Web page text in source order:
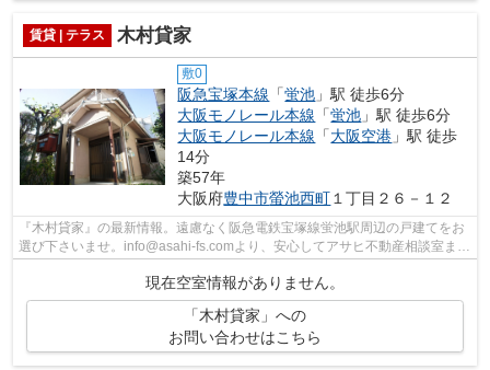
賃貸 | テラス 木村貸家
敷0
阪急宝塚本線 「蛍池 」駅 徒歩6分
大阪モノレール本線 「蛍池 」駅 徒歩6分
大阪モノレール本線 「大阪空港 」駅 徒歩
14分
築57年
大阪府豊中市螢池西町 １丁目２６－１２
『木村貸家』の最新情報。遠慮なく阪急電鉄宝塚線蛍池駅周辺の戸建てをお
選び下さいませ。info@asahi-fs.comより、安心してアサヒ不動産相談室まで
現在空室情報がありません。
「木村貸家」への
お問い合わせはこちら